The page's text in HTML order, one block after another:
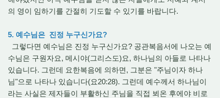
의 영이 임하기를 간절히 기도할 수 있기를 바랍니다.
5. 예수님은 진정 누구신가요?
그렇다면 예수님은 진정 누구신가요? 공관복음서에 나오는 예
수님은 구원자요, 메시야(그리스도)요, 하나님의 아들로 나타나
있습니다. 그런데 요한복음에 의하면, 그분은 "주님이자 하나
님"으로 나타나 있습니다(요20:28). 그런데 예수께서 하나님이
라는 사실은 제자들이 부활하신 주님을 직접 뵈온 후에야 비로